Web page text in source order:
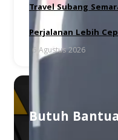
Travel Subang
Perjalanan Lebih
6 Agustus 2026
Butuh